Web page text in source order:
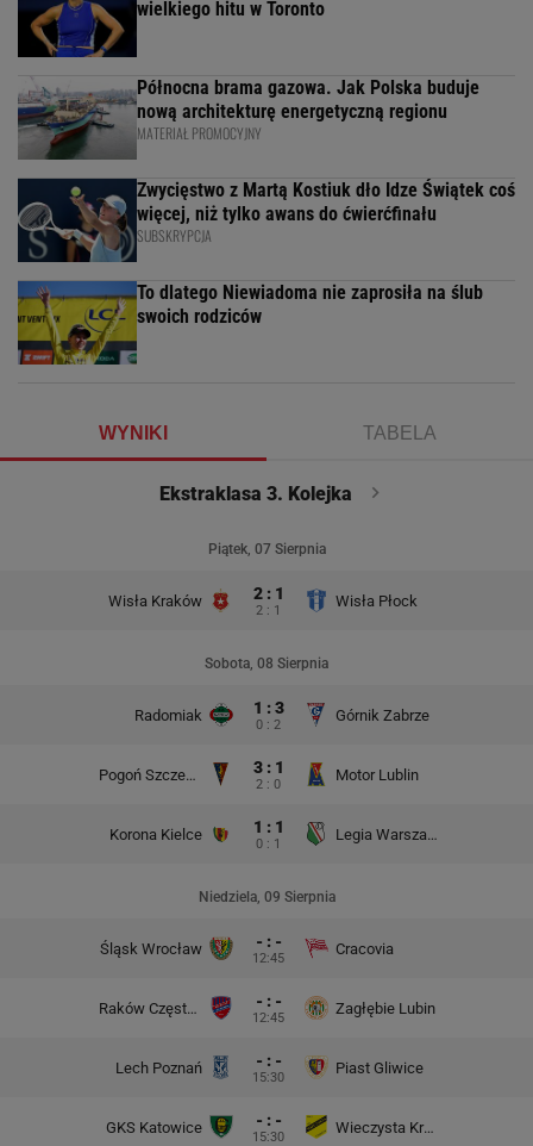
wielkiego hitu w Toronto
Północna brama gazowa. Jak Polska buduje
nową architekturę energetyczną regionu
MATERIAŁ PROMOCYJNY
Zwycięstwo z Martą Kostiuk dło Idze Świątek coś
więcej, niż tylko awans do ćwierćfinału
SUBSKRYPCJA
To dlatego Niewiadoma nie zaprosiła na ślub
swoich rodziców
WYNIKI TABELA
Ekstraklasa 3. Kolejka
Piątek, 07 Sierpnia
Wisła Kraków 2 : 1
2 : 1
Wisła Płock
Sobota, 08 Sierpnia
Radomiak 1 : 3
0 : 2
Górnik Zabrze
Pogoń Szczecin 3 : 1
2 : 0
Motor Lublin
Korona Kielce 1 : 1
0 : 1
Legia Warszawa
Niedziela, 09 Sierpnia
Śląsk Wrocław - : -
12:45
Cracovia
Raków Częstochowa - : -
12:45
Zagłębie Lubin
Lech Poznań - : -
15:30
Piast Gliwice
GKS Katowice - : -
15:30
Wieczysta Kraków